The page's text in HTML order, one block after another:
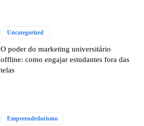
Uncategorized
O poder do marketing universitário
offline: como engajar estudantes fora das
telas
Empreendedorismo